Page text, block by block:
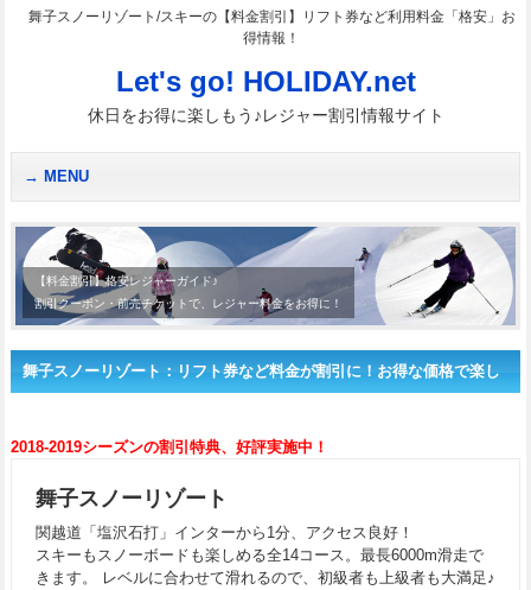
舞子スノーリゾート/スキーの【料金割引】リフト券など利用料金「格安」お
得情報！
Let's go! HOLIDAY.net
休日をお得に楽しもう♪レジャー割引情報サイト
MENU
【料金割引】格安レジャーガイド♪
割引クーポン・前売チケットで、レジャー料金をお得に！
舞子スノーリゾート：リフト券など料金が割引に！お得な価格で楽し
2018-2019シーズンの割引特典、好評実施中！
舞子スノーリゾート
関越道「塩沢石打」インターから1分、アクセス良好！
スキーもスノーボードも楽しめる全14コース。最長6000m滑走で
きます。 レベルに合わせて滑れるので、初級者も上級者も大満足♪